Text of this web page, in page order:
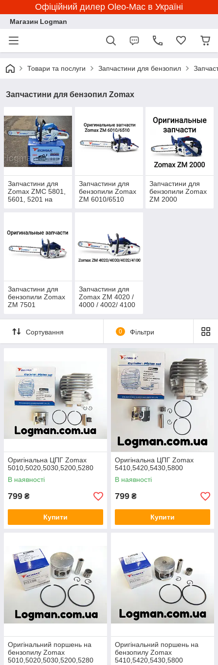
Офіційний дилер Oleo-Mac в Україні
Магазин Logman
Товари та послуги Запчастини для бензопил
Запчастини для бензопил Zomax
Запчастини для
Zomax ZMC 5801,
5601, 5201 на
Запчастини для
бензопили Zomax
ZM 6010/6510
Запчастини для
бензопили Zomax
ZM 2000
Запчастини для
бензопили Zomax
ZM 7501
Запчастини для
Zomax ZM 4020 /
4000 / 4002/ 4100
Сортування 0 Фільтри
Оригінальна ЦПГ Zomax
5010,5020,5030,5200,5280
В наявності
799 ₴
Купити
Оригінальна ЦПГ Zomax
5410,5420,5430,5800
В наявності
799 ₴
Купити
Оригінальний поршень на
бензопилу Zomax
5010,5020,5030,5200,5280
Оригінальний поршень на
бензопилу Zomax
5410,5420,5430,5800